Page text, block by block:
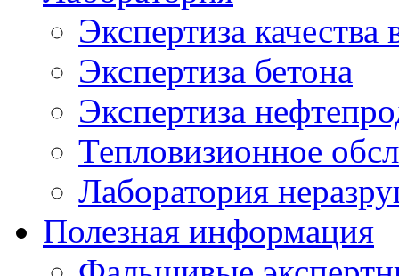
Экспертиза качества
Экспертиза бетона
Экспертиза
Тепловизионное
Лаборатория
Полезная информация